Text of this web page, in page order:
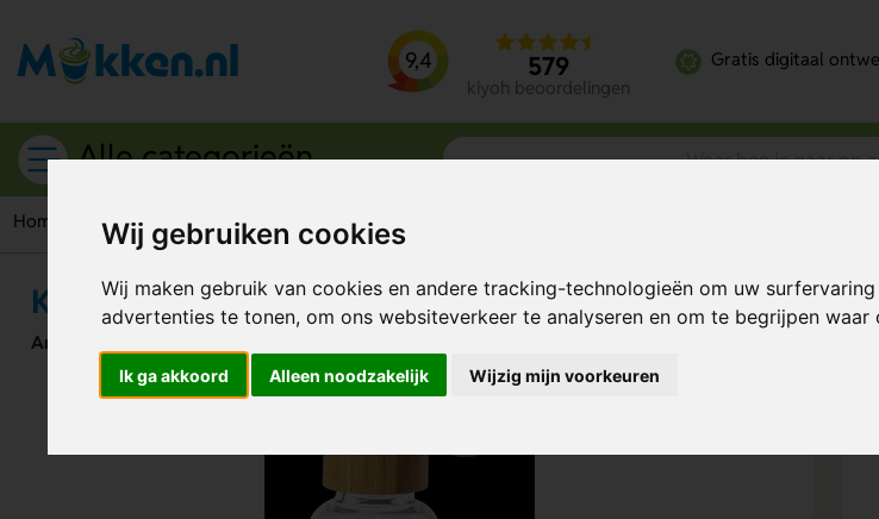
Wij gebruiken cookies
Wij maken gebruik van cookies en andere tracking-technologieën om uw
advertenties te tonen, om ons websiteverkeer te analyseren en om te begrijpen waar
Ik ga akkoord Alleen noodzakelijk Wijzig mijn voorkeuren
9,4 579
kiyoh beoordelingen
Gratis digitaal
Alle categorieën
Home Drinkflessen Waterflessen Kasfol Sportfles Natuurlijk 500 ml
Kasfol Sportfles Natuurlijk 500 ml
Artikelnummer: